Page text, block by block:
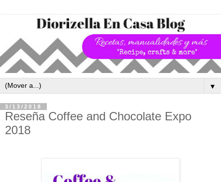
▼
3/13/2018
Reseña Coffee and Chocolate Expo
2018